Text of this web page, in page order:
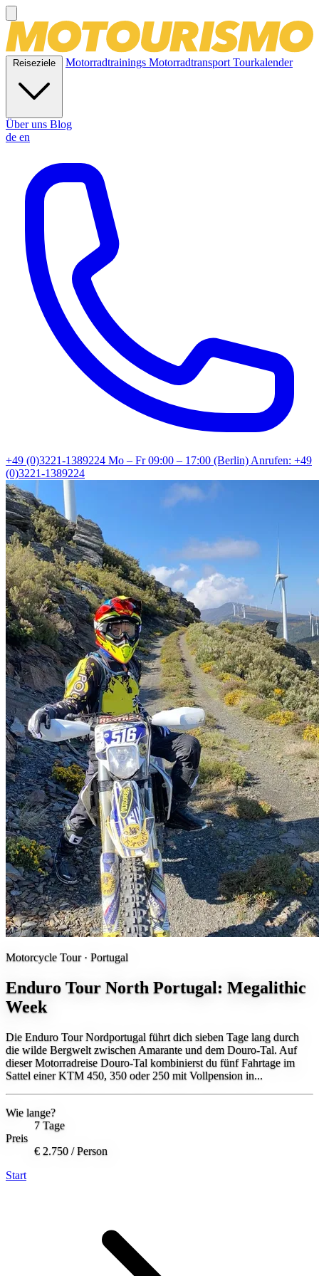
Reiseziele Motorradtrainings MotorradtransportTourkalender
Über uns Blog
de en
+49 (0)3221-1389224 Mo – Fr 09:00 – 17:00 (Berlin)Anrufen: +49
(0)3221-1389224
Motorcycle Tour · Portugal
Enduro Tour North Portugal: Megalithic
Week
Die Enduro Tour Nordportugal führt dich sieben Tage lang durch
die wilde Bergwelt zwischen Amarante und dem Douro-Tal. Auf
dieser Motorradreise Douro-Tal kombinierst du fünf Fahrtage im
Sattel einer KTM 450, 350 oder 250 mit Vollpension in...
Wie lange?
7 Tage
Preis
€ 2.750 / Person
Start